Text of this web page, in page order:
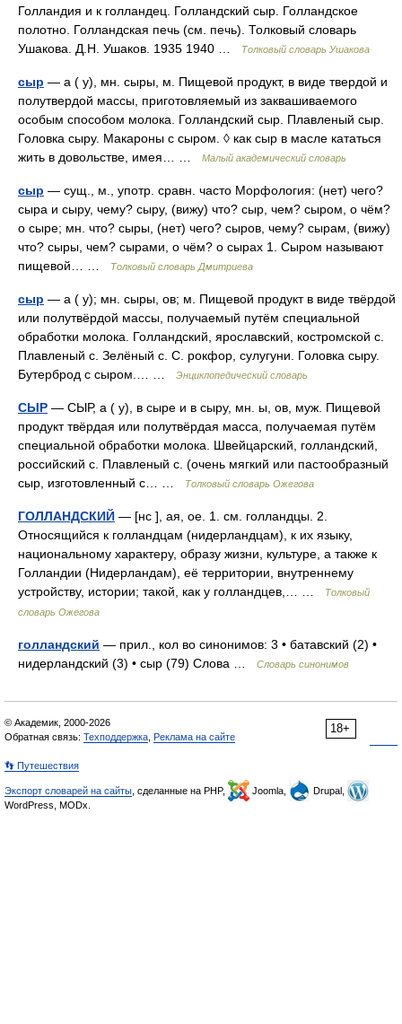
Голландия и к голландец. Голландский сыр. Голландское
полотно. Голландская печь (см. печь). Толковый словарь
Ушакова. Д.Н. Ушаков. 1935 1940 …
Толковый словарь Ушакова
сыр — а ( у), мн. сыры, м. Пищевой продукт, в виде твердой и
полутвердой массы, приготовляемый из заквашиваемого
особым способом молока. Голландский сыр. Плавленый сыр.
Головка сыру. Макароны с сыром. ◊ как сыр в масле кататься
жить в довольстве, имея… …
Малый академический словарь
сыр — сущ., м., употр. сравн. часто Морфология: (нет) чего?
сыра и сыру, чему? сыру, (вижу) что? сыр, чем? сыром, о чём?
о сыре; мн. что? сыры, (нет) чего? сыров, чему? сырам, (вижу)
что? сыры, чем? сырами, о чём? о сырах 1. Сыром называют
пищевой… …
Толковый словарь Дмитриева
сыр — а ( у); мн. сыры, ов; м. Пищевой продукт в виде твёрдой
или полутвёрдой массы, получаемый путём специальной
обработки молока. Голландский, ярославский, костромской с.
Плавленый с. Зелёный с. С. рокфор, сулугуни. Головка сыру.
Бутерброд с сыром.… …
Энциклопедический словарь
СЫР — СЫР, а ( у), в сыре и в сыру, мн. ы, ов, муж. Пищевой
продукт твёрдая или полутвёрдая масса, получаемая путём
специальной обработки молока. Швейцарский, голландский,
российский с. Плавленый с. (очень мягкий или пастообразный
сыр, изготовленный с… …
Толковый словарь Ожегова
ГОЛЛАНДСКИЙ — [нс ], ая, ое. 1. см. голландцы. 2.
Относящийся к голландцам (нидерландцам), к их языку,
национальному характеру, образу жизни, культуре, а также к
Голландии (Нидерландам), её территории, внутреннему
устройству, истории; такой, как у голландцев,… …
Толковый
словарь Ожегова
голландский — прил., кол во синонимов: 3 • батавский (2) •
нидерландский (3) • сыр (79) Слова …
Словарь синонимов
18+
© Академик, 2000-2026
Обратная связь: Техподдержка Реклама на сайте
👣 Путешествия
Экспорт словарей на сайты , сделанные на PHP, Joomla,
Drupal,
WordPress, MODx.